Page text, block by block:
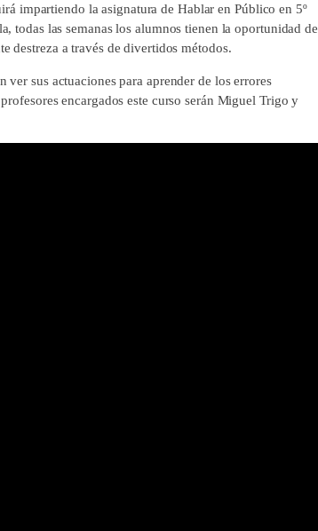
impartiendo la asignatura de Hablar en Público en 5º
todas las semanas los alumnos tienen la oportunidad de
destreza a través de divertidos métodos.
sus actuaciones para aprender de los errores
encargados este curso serán Miguel Trigo y